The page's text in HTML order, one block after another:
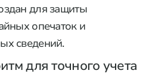
для защиты
опечаток и
сведений.
для точного учета